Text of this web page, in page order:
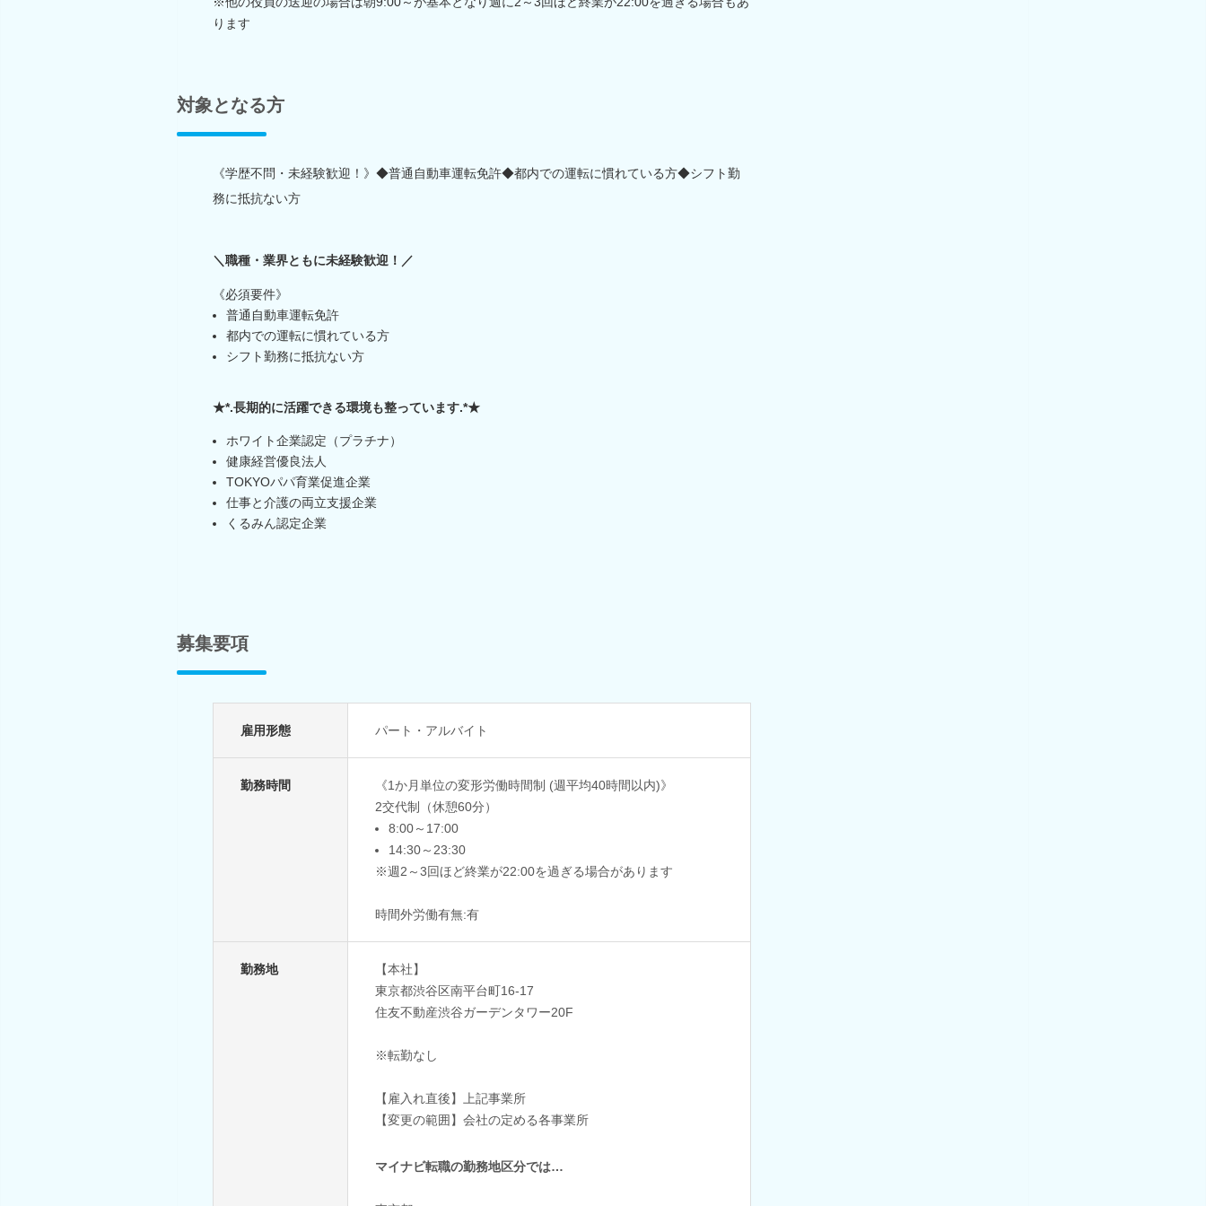
ります
対象となる方
《学歴不問・未経験歓迎！》◆普通自動車運転免許◆都内での運転に慣れている方◆シフト勤
務に抵抗ない方
＼職種・業界ともに未経験歓迎！／
《必須要件》
普通自動車運転免許
都内での運転に慣れている方
シフト勤務に抵抗ない方
★*.長期的に活躍できる環境も整っています.*★
ホワイト企業認定（プラチナ）
健康経営優良法人
TOKYOパパ育業促進企業
仕事と介護の両立支援企業
くるみん認定企業
募集要項
雇用形態 パート・アルバイト
勤務時間
《1か月単位の変形労働時間制 (週平均40時間以内)》
2交代制（休憩60分）
8:00～17:00
14:30～23:30
※週2～3回ほど終業が22:00を過ぎる場合があります
時間外労働有無:有
勤務地
【本社】
東京都渋谷区南平台町16-17
住友不動産渋谷ガーデンタワー20F
※転勤なし
【雇入れ直後】上記事業所
【変更の範囲】会社の定める各事業所
マイナビ転職の勤務地区分では…